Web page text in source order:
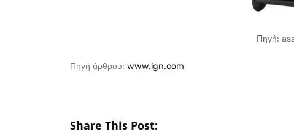
Πηγή:
Πηγή άρθρου: www.ign.com
Share This Post: